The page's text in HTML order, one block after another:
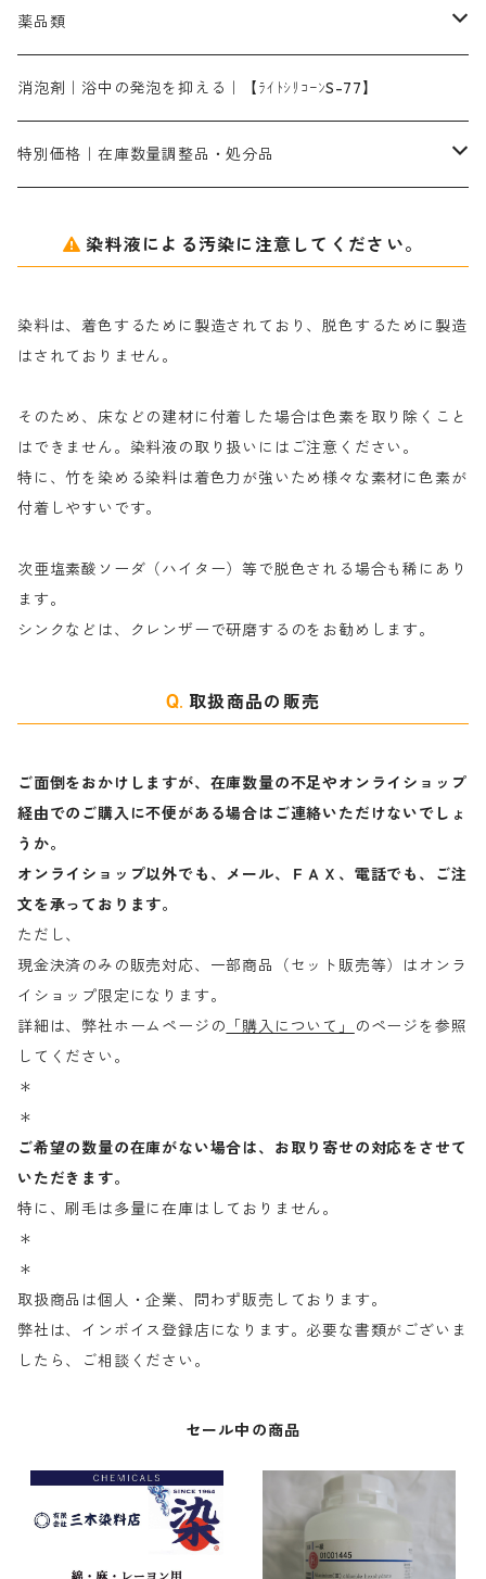
片羽刷毛
ライトフィックスAコンク｜綿・麻もしくは直接染料で染めた素材
シルクフィックス３A｜絹の染料定着向上剤
アルカリ剤｜反応染料用
ソーダ灰
染料溶解剤
セレナゾールPDN｜各種染料の染料溶解剤
たんぱく質系
化学糊（PVA）
防腐剤｜アルカリ性
全体脱色｜ハイドロサルファイトコンク
部分脱色｜デグロリンSコンク
脱色助剤｜浸透・複色抑制剤
メイプロガムNP｜にじみ防止剤
アミラヂンD｜浸透・複色抑制剤
染料溶解剤｜染料の均一な浸透・吸着を補助する
捺染糊
メイプロガムNP（綿・麻・絹用｜直接・酸性・含金染料用）
白場汚染防止剤｜ソーピング剤｜水洗する際の再汚染防止剤
薬品類
ア行
カ行
ナ行
ハ行
マ行
消泡剤｜浴中の発泡を抑える｜【ﾗｲﾄｼﾘｺｰﾝS-77】
特別価格｜在庫数量調整品・処分品
粉末顔料
綿・麻を染める染料
絹・羊毛を染める染料
染料液による汚染に注意してください。
染料は、着色するために製造されており、脱色するために製造
はされておりません。
そのため、床などの建材に付着した場合は色素を取り除くこと
はできません。染料液の取り扱いにはご注意ください。
特に、竹を染める染料は着色力が強いため様々な素材に色素が
付着しやすいです。
次亜塩素酸ソーダ（ハイター）等で脱色される場合も稀にあり
ます。
シンクなどは、クレンザーで研磨するのをお勧めします。
取扱商品の販売
ご面倒をおかけしますが、在庫数量の不足やオンライショップ
経由でのご購入に不便がある場合はご連絡いただけないでしょ
うか。
オンライショップ以外でも、メール、ＦＡＸ、電話でも、ご注
文を承っております。
ただし、
現金決済のみの販売対応、一部商品（セット販売等）はオンラ
イショップ限定になります。
詳細は、弊社ホームページの 「購入について」
のページを参照
してください。
＊
＊
ご希望の数量の在庫がない場合は、お取り寄せの対応をさせて
いただきます。
特に、刷毛は多量に在庫はしておりません。
＊
＊
取扱商品は個人・企業、問わず販売しております。
弊社は、インボイス登録店になります。必要な書類がございま
したら、ご相談ください。
セール中の商品